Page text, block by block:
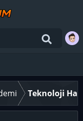
Teknoloji